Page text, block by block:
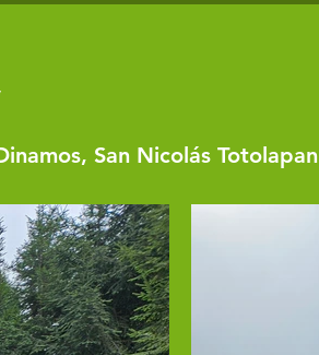
San Nicolás Totolapan